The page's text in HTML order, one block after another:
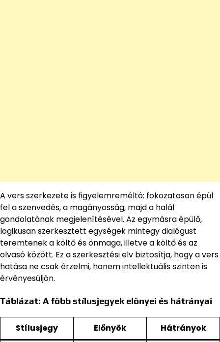
A vers szerkezete is figyelemreméltó: fokozatosan épül
fel a szenvedés, a magányosság, majd a halál
gondolatának megjelenítésével. Az egymásra épülő,
logikusan szerkesztett egységek mintegy dialógust
teremtenek a költő és önmaga, illetve a költő és az
olvasó között. Ez a szerkesztési elv biztosítja, hogy a vers
hatása ne csak érzelmi, hanem intellektuális szinten is
érvényesüljön.
Táblázat: A főbb stílusjegyek előnyei és hátrányai
Stílusjegy Előnyök Hátrányok